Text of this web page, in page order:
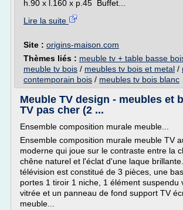
h.90 x l.160 x p.45 Buffet...
Lire la suite
Site : origins-maison.com
Thèmes liés : meuble tv + table basse
meuble tv bois / meubles tv bois et metal /
contemporain bois / meubles tv bois blanc
Meuble TV design - meubles et
TV pas cher (2 ...
Ensemble composition murale meuble...
Ensemble composition murale meuble TV
moderne qui joue sur le contraste entre la
chêne naturel et l'éclat d'une laque
télévision est constitué de 3 pièces, une
portes 1 tiroir 1 niche, 1 élément suspendu
vitrée et un panneau de fond support TV
meuble...